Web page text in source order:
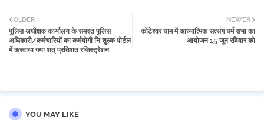
tter atsa
NEWER
कोटेश्वर धाम में आध्यात्मिक सत्संग धर्म सभा का
आयोजन 15 जून रविवार को
OLDER
पुलिस अधीक्षक कार्यालय के समस्त पुलिस
अधिकारी/कर्मचारियों का कर्मयोगी नि:शुल्क पोर्टल
में करवाया गया शत् प्रतिशत रजिस्ट्रेशन
YOU MAY LIKE